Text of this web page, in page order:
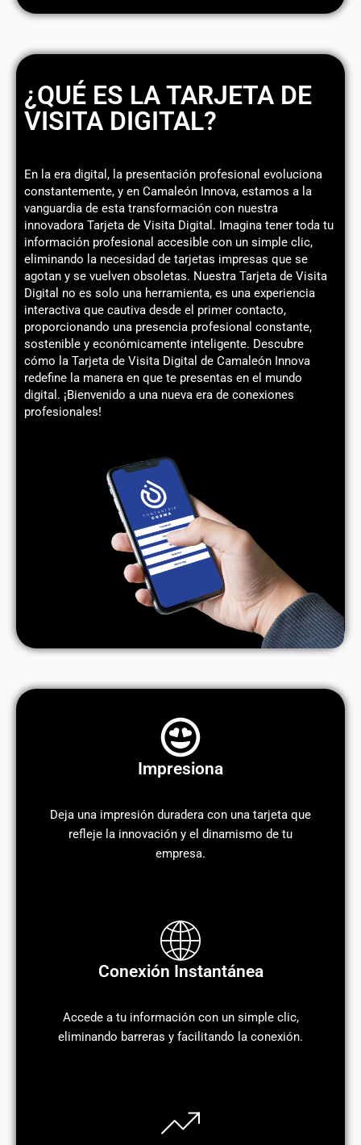
¿QUÉ ES LA TARJETA DE
VISITA DIGITAL?
En la era digital, la presentación profesional evoluciona
constantemente, y en Camaleón Innova, estamos a la
vanguardia de esta transformación con nuestra
innovadora Tarjeta de Visita Digital. Imagina tener toda tu
información profesional accesible con un simple clic,
eliminando la necesidad de tarjetas impresas que se
agotan y se vuelven obsoletas. Nuestra Tarjeta de Visita
Digital no es solo una herramienta, es una experiencia
interactiva que cautiva desde el primer contacto,
proporcionando una presencia profesional constante,
sostenible y económicamente inteligente. Descubre
cómo la Tarjeta de Visita Digital de Camaleón Innova
redefine la manera en que te presentas en el mundo
digital. ¡Bienvenido a una nueva era de conexiones
profesionales!
Impresiona
Deja una impresión duradera con una tarjeta que
refleje la innovación y el dinamismo de tu
empresa.
Conexión Instantánea
Accede a tu información con un simple clic,
eliminando barreras y facilitando la conexión.